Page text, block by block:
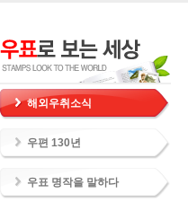
해외우취소식
우편 130년
우표 명작을 말하다